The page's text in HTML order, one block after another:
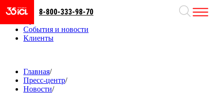
Направления
События и новости
Клиенты
8-800-333-98-70
Главная/
Пресс-центр/
Новости/